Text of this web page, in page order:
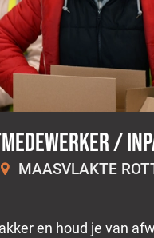
/
MAASVLAKTE
en houd je van